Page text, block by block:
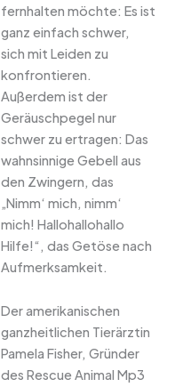
fernhalten möchte: Es ist
ganz einfach schwer,
sich mit Leiden zu
konfrontieren.
Außerdem ist der
Geräuschpegel nur
schwer zu ertragen: Das
wahnsinnige Gebell aus
den Zwingern, das
„Nimm‘ mich, nimm‘
mich! Hallohallohallo
Hilfe!“, das Getöse nach
Aufmerksamkeit.
Der amerikanischen
ganzheitlichen Tierärztin
Pamela Fisher, Gründer
des Rescue Animal Mp3